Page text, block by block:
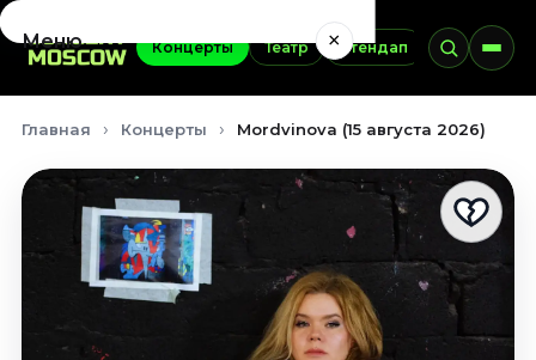
Концерты Театр Стендап Выставки
Меню ×
Сентябрь 2026
Октябрь 2026
Ноябрь 2026
Декабрь 2026
Январь 2027
Театр
Главная Концерты Mordvinova (15 августа 2026)